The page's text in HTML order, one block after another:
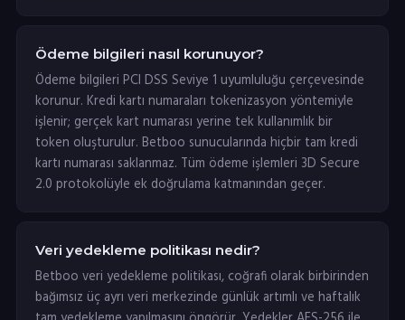
Ödeme bilgileri nasıl korunuyor?
Ödeme bilgileri PCI DSS Seviye 1 uyumluluğu çerçevesinde
korunur. Kredi kartı numaraları tokenizasyon yöntemiyle
işlenir; gerçek kart numarası yerine tek kullanımlık bir
token oluşturulur. Betboo sunucularında hiçbir tam kredi
kartı numarası saklanmaz. Tüm ödeme işlemleri 3D Secure
2.0 protokolüyle ek doğrulama katmanından geçer.
Veri yedekleme politikası nedir?
Betboo veri yedekleme politikası, coğrafi olarak birbirinden
bağımsız üç ayrı veri merkezinde günlük artımlı ve haftalık